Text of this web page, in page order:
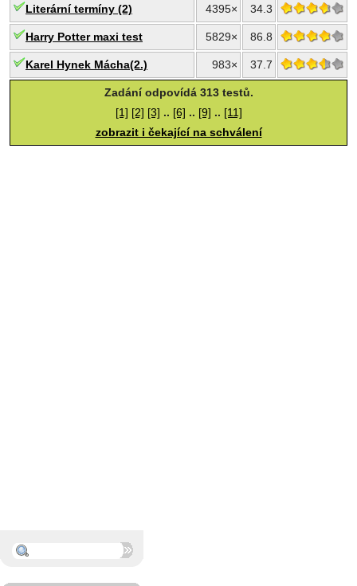
Literární termíny (2) 4395× 34.3
Harry Potter maxi test 5829× 86.8
Karel Hynek Mácha(2.) 983× 37.7
Zadání odpovídá 313 testů.
[1] [2] [3] .. [6] .. [9] .. [11]
zobrazit i čekající na schválení